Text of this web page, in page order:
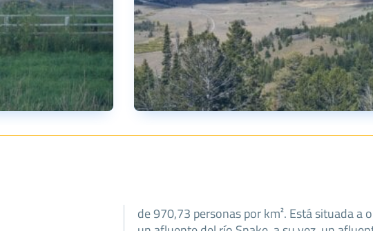
de 970,73 personas por km². Está situada a